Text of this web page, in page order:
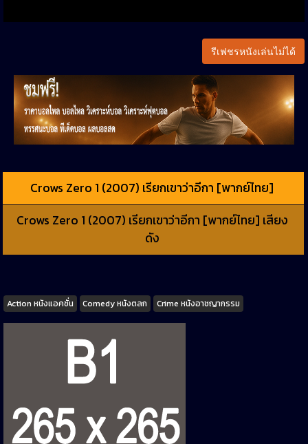
รีเฟชรหนังเล่นไม่ได้
Crows Zero 1 (2007) เรียกเขาว่าอีกา [พากย์ไทย]
Crows Zero 1 (2007) เรียกเขาว่าอีกา [พากย์ไทย] เสียง
ดัง
Tags
Action หนังแอคชั่น Comedy หนังตลก Crime หนังอาชญากรรม